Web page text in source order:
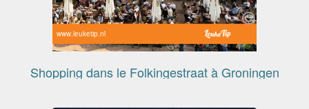
www.leuketip.nl
Shopping dans le Folkingestraat à Groningen